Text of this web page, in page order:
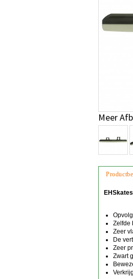
Meer
Zelfde
Zeer
De
Zeer
Zwart